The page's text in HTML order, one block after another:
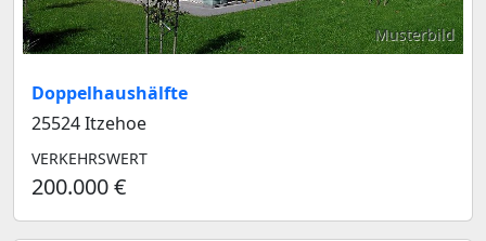
Musterbild
Doppelhaushälfte
25524 Itzehoe
VERKEHRSWERT
200.000 €